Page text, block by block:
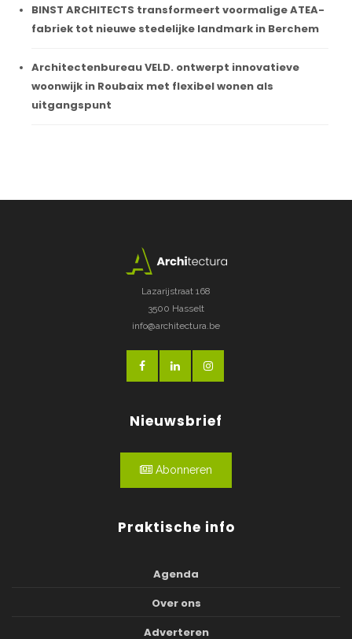
BINST ARCHITECTS transformeert voormalige ATEA-
fabriek tot nieuwe stedelijke landmark in Berchem
Architectenbureau VELD. ontwerpt innovatieve
woonwijk in Roubaix met flexibel wonen als
uitgangspunt
Lazarijstraat 168
3500 Hasselt
info@architectura.be
Nieuwsbrief
Abonneren
Praktische info
Agenda
Over ons
Adverteren